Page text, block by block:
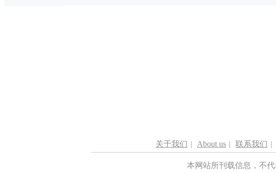
关于我们 | About us | 联系我们 |
本网站所刊载信息，不